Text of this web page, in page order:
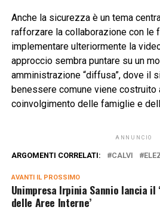
Anche la sicurezza è un tema
rafforzare la collaborazione con le
implementare ulteriormente la
approccio sembra puntare su un
amministrazione “diffusa”, dove il
benessere comune viene costruito
coinvolgimento delle famiglie e
ANNUNCIO
ARGOMENTI CORRELATI: CALVI
AVANTI IL ​​PROSSIMO
Unimpresa Irpinia Sannio lancia il
delle Aree Interne’